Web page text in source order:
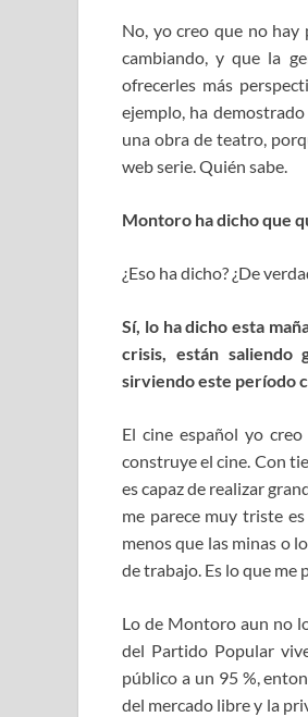
No, yo creo que no hay
cambiando, y que la
ofrecerles más
ejemplo, ha
una obra de teatro,
web serie. Quién sabe.
Montoro ha dicho que
¿Eso ha dicho? ¿De
Sí, lo ha dicho esta
crisis, están saliendo
sirviendo este período
El cine español yo
construye el cine. Con
es capaz de realizar
me parece muy triste
menos que las minas o
de trabajo. Es lo que me
Lo de Montoro aun no
del Partido Popular
público a un 95 %,
del mercado libre y la